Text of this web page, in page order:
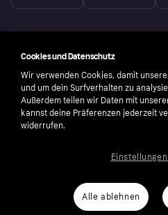
number: 556737-0431
Nutzungsbedingungen
Cookies und Datenschutz
Wir verwenden Cookies, damit
und um dein Surfverhalten zu
Außerdem teilen wir Daten mit
kannst deine Präferenzen jederzeit
widerrufen.
Alle ablehnen